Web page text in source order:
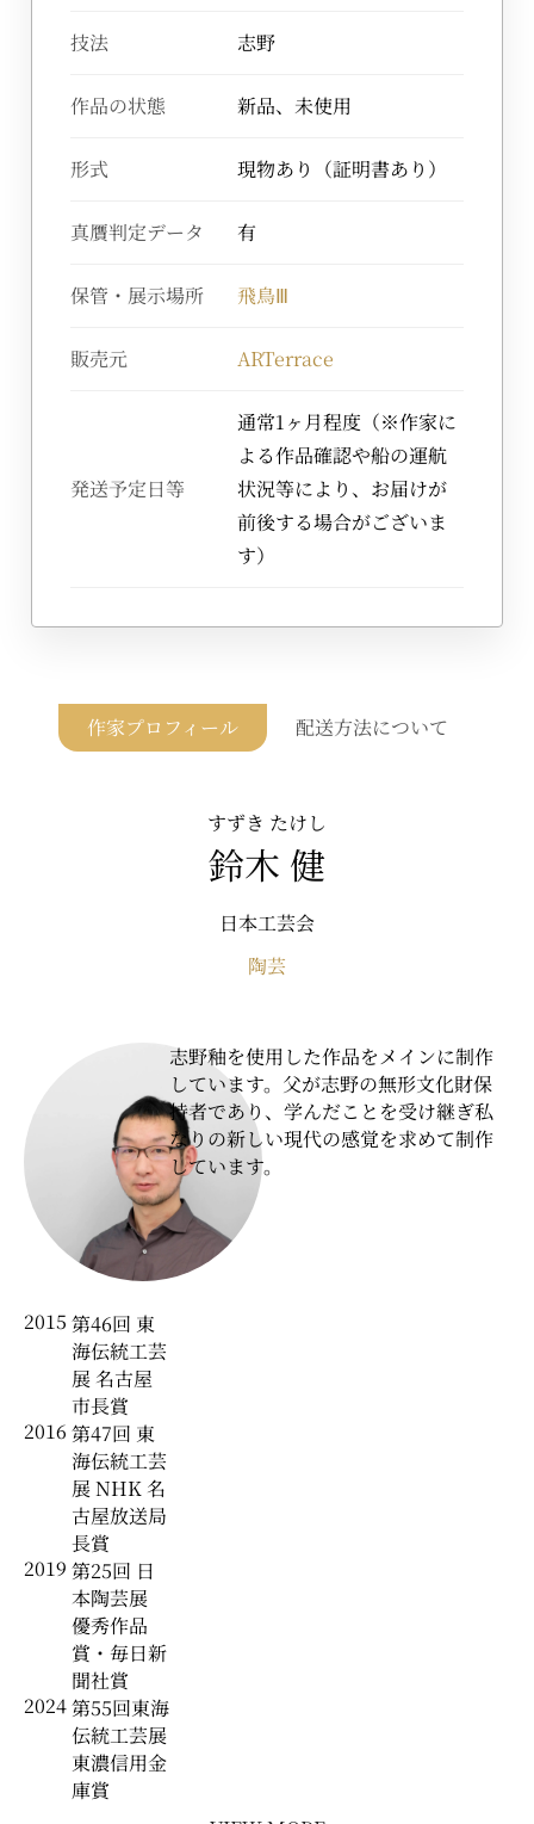
技法 志野
作品の状態 新品、未使用
形式 現物あり（証明書あり）
真贋判定データ 有
保管・展示場所 飛鳥Ⅲ
販売元 ARTerrace
発送予定日等
通常1ヶ月程度（※作家に
よる作品確認や船の運航
状況等により、お届けが
前後する場合がございま
す）
作家プロフィール 配送方法について
すずき たけし
鈴木 健
日本工芸会
陶芸
2015 第46回 東
海伝統工芸
展 名古屋
市長賞
2016 第47回 東
海伝統工芸
展 NHK 名
古屋放送局
長賞
2019 第25回 日
本陶芸展
優秀作品
賞・毎日新
聞社賞
2024第55回東海
伝統工芸展
東濃信用金
庫賞
志野釉を使用した作品をメインに制作
しています。父が志野の無形文化財保
持者であり、学んだことを受け継ぎ私
なりの新しい現代の感覚を求めて制作
しています。